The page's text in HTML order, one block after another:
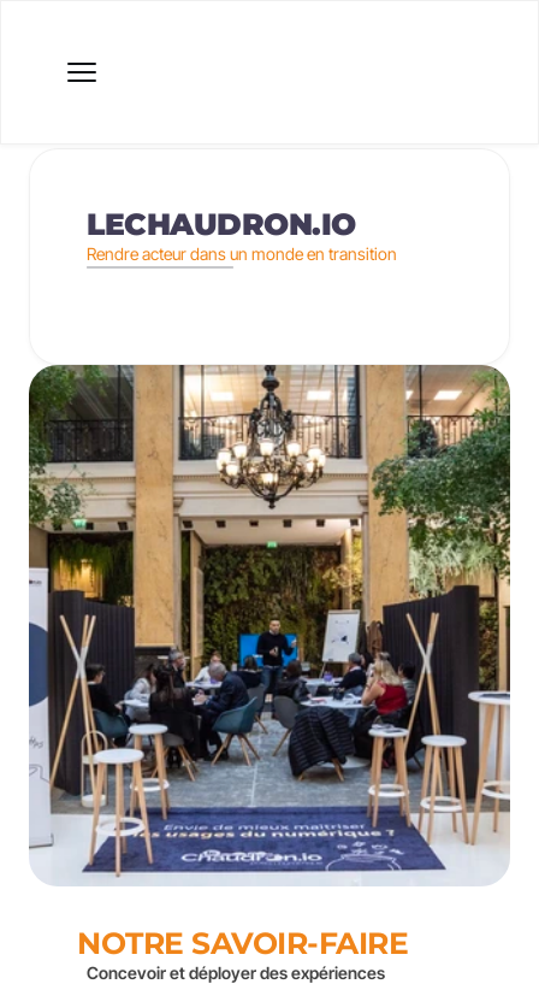
LECHAUDRON.IO
Rendre acteur dans un monde en transition
NOTRE SAVOIR-FAIRE
Concevoir et déployer des expériences